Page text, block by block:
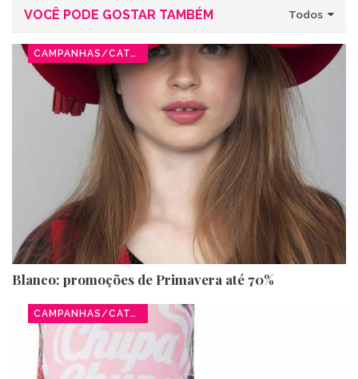
Todos
VOCÊ PODE GOSTAR TAMBÉM
CAMPANHAS/CATÁLOGOS
Blanco: promoções de Primavera até 70%
CAMPANHAS/CATÁLOGOS